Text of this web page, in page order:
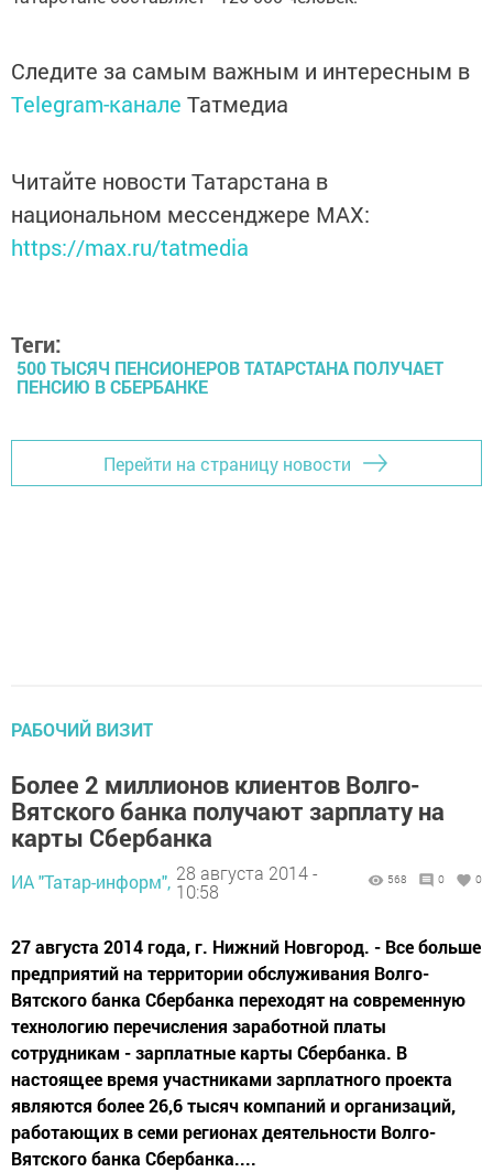
Следите за самым важным и интересным в
Telegram-канале Татмедиа
Читайте новости Татарстана в
национальном мессенджере MАХ:
https://max.ru/tatmedia
Теги:
500 ТЫСЯЧ ПЕНСИОНЕРОВ ТАТАРСТАНА ПОЛУЧАЕТ
ПЕНСИЮ В СБЕРБАНКЕ
Перейти на страницу новости
РАБОЧИЙ ВИЗИТ
Более 2 миллионов клиентов Волго-
Вятского банка получают зарплату на
карты Сбербанка
ИА "Татар-информ", 28 августа 2014 -
10:58
568 0 0
27 августа 2014 года, г. Нижний Новгород. - Все больше
предприятий на территории обслуживания Волго-
Вятского банка Сбербанка переходят на современную
технологию перечисления заработной платы
сотрудникам - зарплатные карты Сбербанка. В
настоящее время участниками зарплатного проекта
являются более 26,6 тысяч компаний и организаций,
работающих в семи регионах деятельности Волго-
Вятского банка Сбербанка....